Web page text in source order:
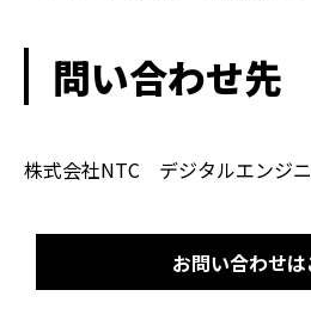
問い合わせ先
株式会社NTC デジタルエンジ
お問い合わせは